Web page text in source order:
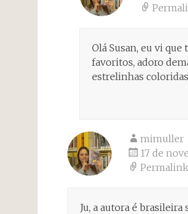
Olá Susan, eu vi
favoritos, adoro
estrelinhas
mimuller
17 de
Permalink
Ju, a autora é brasileira